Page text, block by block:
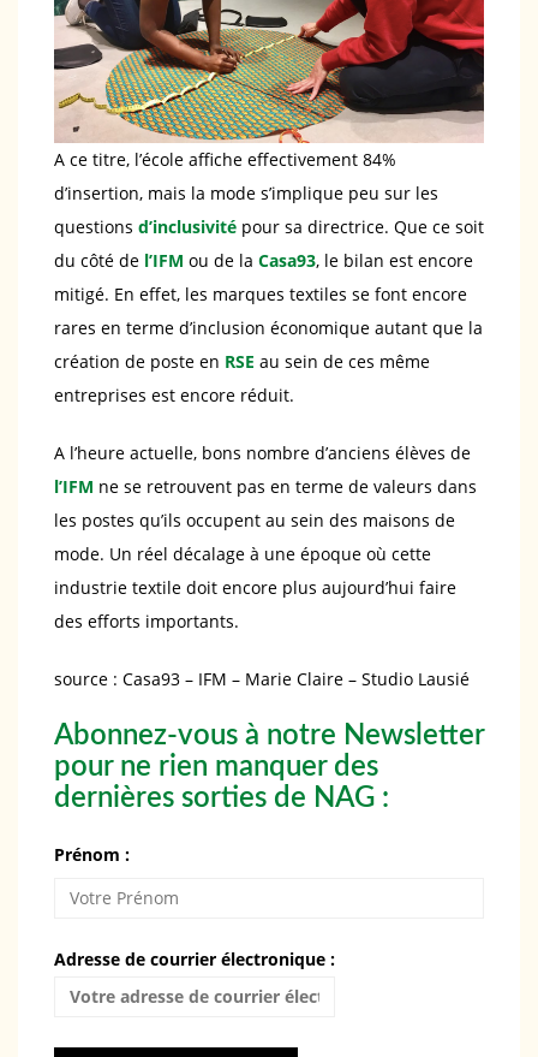
A ce titre, l’école affiche effectivement 84%
d’insertion, mais la mode s’implique peu sur les
questions d’inclusivité pour sa directrice. Que ce soit
du côté de l’IFM ou de la Casa93, le bilan est encore
mitigé. En effet, les marques textiles se font encore
rares en terme d’inclusion économique autant que la
création de poste en RSE au sein de ces même
entreprises est encore réduit.
A l’heure actuelle, bons nombre d’anciens élèves de
l’IFM ne se retrouvent pas en terme de valeurs dans
les postes qu’ils occupent au sein des maisons de
mode. Un réel décalage à une époque où cette
industrie textile doit encore plus aujourd’hui faire
des efforts importants.
source : Casa93 – IFM – Marie Claire – Studio Lausié
Abonnez-vous à notre Newsletter
pour ne rien manquer des
dernières sorties de NAG :
Prénom :
Adresse de courrier électronique :